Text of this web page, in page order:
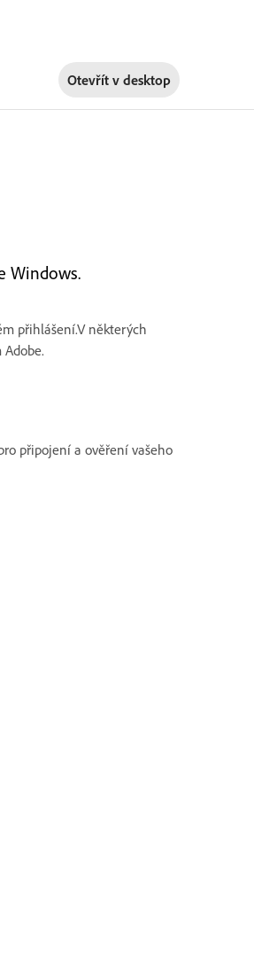
Otevřít v desktop
Windows.
přihlášení.V některých
připojení a ověření vašeho